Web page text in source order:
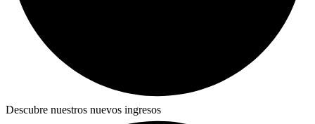
Descubre nuestros nuevos ingresos